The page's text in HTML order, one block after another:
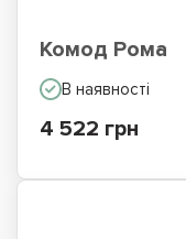
Комод Рома
В наявності
4 522 грн